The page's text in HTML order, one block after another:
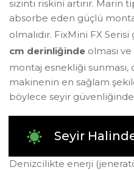
sızıntı riskini artırır.
absorbe eden güçlü
olmalıdır. FixMini FX
cm derinliğinde olması ve
montaj esnekliği sunması,
makinenin en sağlam
böylece seyir
Seyir
Denizcilikte enerji